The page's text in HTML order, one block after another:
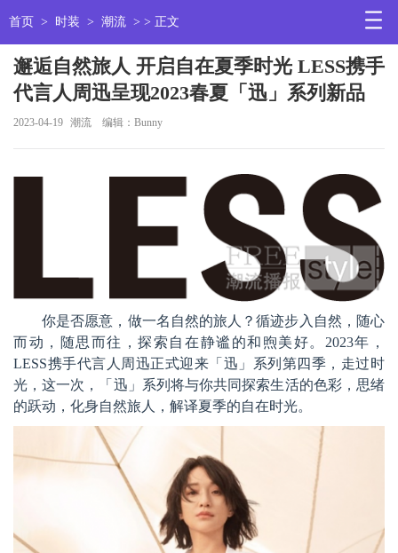
首页 > 时装 > 潮流 > > 正文
邂逅自然旅人 开启自在夏季时光 LESS携手
代言人周迅呈现2023春夏「迅」系列新品
2023-04-19 潮流 编辑：Bunny
你是否愿意，做一名自然的旅人？循迹步入自然，随心
而动，随思而往，探索自在静谧的和煦美好。2023年，
LESS携手代言人周迅正式迎来「迅」系列第四季，走过时
光，这一次，「迅」系列将与你共同探索生活的色彩，思绪
的跃动，化身自然旅人，解译夏季的自在时光。